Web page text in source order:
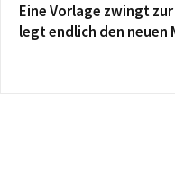
Eine Vorlage zwingt
legt endlich den neuen